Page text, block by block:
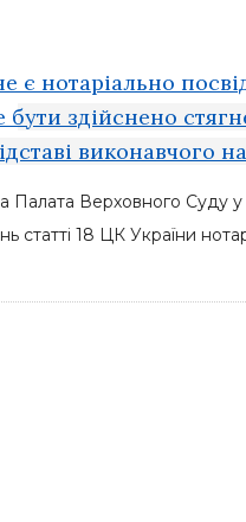
є нотаріально
здійснено
виконавчого
Палата Верховного Суду
статті 18 ЦК України